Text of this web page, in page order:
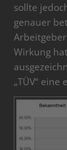
sollte
genauer
Wirkung
„TÜV“